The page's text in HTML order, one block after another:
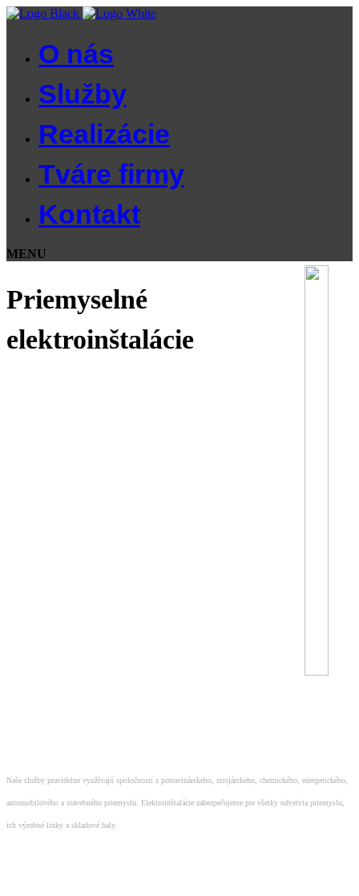
O nás
Služby
Realizácie
Tváre firmy
Kontakt
MENU
Priemyselné
elektroinštalácie
Naše služby pravidelne využívajú spoločnosti z potravinárskeho, strojárskeho, chemického, energetického,
automobilového a stavebného priemyslu. Elektroinštalácie zabezpečujeme pre všetky odvetvia priemyslu,
ich výrobné linky a skladové haly.